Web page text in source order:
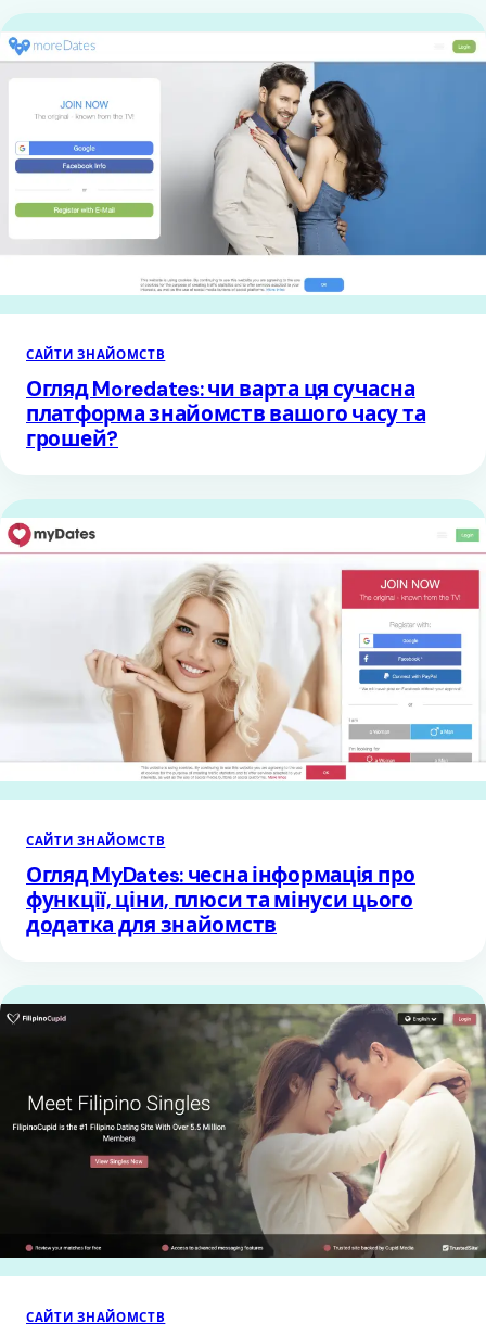
САЙТИ ЗНАЙОМСТВ
Огляд Moredates: чи варта ця сучасна
платформа знайомств вашого часу та
грошей?
САЙТИ ЗНАЙОМСТВ
Огляд MyDates: чесна інформація про
функції, ціни, плюси та мінуси цього
додатка для знайомств
САЙТИ ЗНАЙОМСТВ